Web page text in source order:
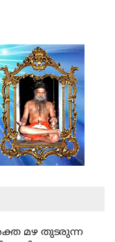
മഴ തുടരുന്ന